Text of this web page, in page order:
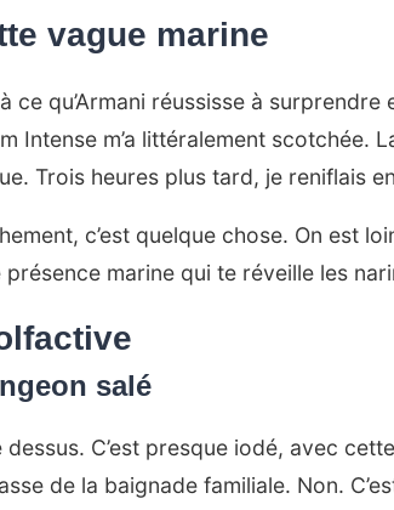
vague marine
ce qu’Armani réussisse à
m’a littéralement scotchée.
Trois heures plus tard, je reniflais
c’est quelque chose. On est
marine qui te réveille les
salé
C’est presque iodé, avec
de la baignade familiale. Non.